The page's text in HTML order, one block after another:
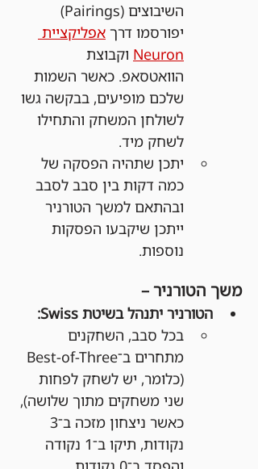
השיבוצים (Pairings)
יפורסמו דרך אפליקציית
Neuron וקבוצת
הוואטסאפ. כאשר השמות
שלכם מופיעים, בבקשה גשו
לשולחן המשחק והתחילו
לשחק מיד.
יתכן שתהיה הפסקה של
כמה דקות בין סבב לסבב
ובהתאם למשך הטורניר
ייתכן שיקבעו הפסקות
נוספות.
משך הטורניר –
הטורניר יתנהל בשיטת Swiss:
בכל סבב, השחקנים
(כלומר, יש לשחק לפחות
שני משחקים מתוך שלושה),
נקודות, תיקו ב־1 נקודה